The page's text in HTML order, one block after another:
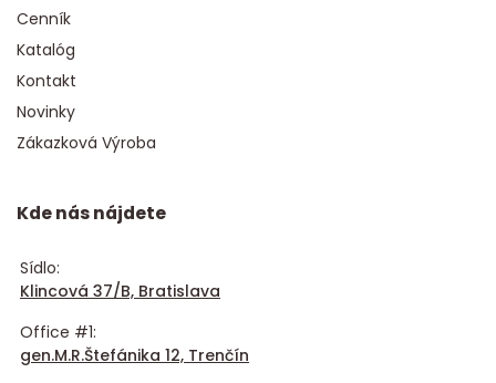
Cenník
Katalóg
Kontakt
Novinky
Zákazková Výroba
Kde nás nájdete
Sídlo:
Klincová 37/B, Bratislava
Office #1:
gen.M.R.Štefánika 12, Trenčín